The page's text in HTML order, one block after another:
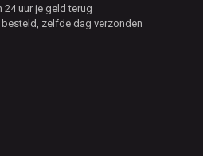
24 uur je geld terug
besteld, zelfde dag verzonden